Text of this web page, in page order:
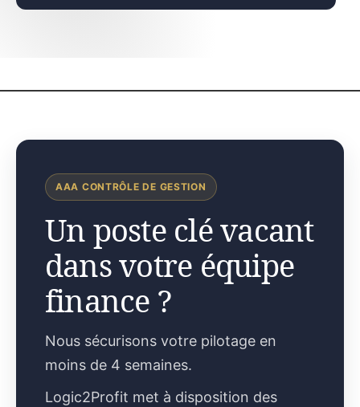
AAA CONTRÔLE DE GESTION
Un poste clé vacant
dans votre équipe
finance ?
Nous sécurisons votre pilotage en
moins de 4 semaines.
Logic2Profit met à disposition des